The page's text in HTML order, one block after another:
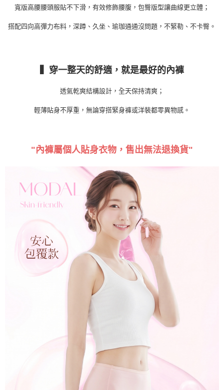
寬版高腰腰頭服貼不下滑，有效修飾腰腹，包臀版型讓曲線更立體；
搭配四向高彈力布料，深蹲、久坐、瑜珈通通沒問題，不緊勒、不卡臀。
▍穿一整天的舒適，就是最好的內褲
透氣乾爽結構設計，全天保持清爽；
輕薄貼身不厚重，無論穿搭緊身褲或洋裝都零異物感。
"內褲屬個人貼身衣物，售出無法退換貨"